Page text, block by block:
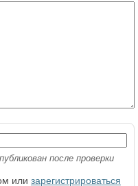
после проверки
или зарегистрироваться